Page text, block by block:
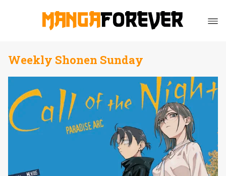
Weekly Shonen Sunday